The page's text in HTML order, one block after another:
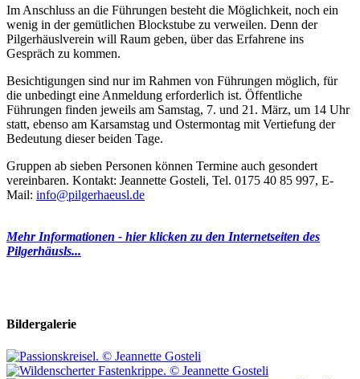
Im Anschluss an die Führungen besteht die Möglichkeit, noch ein
wenig in der gemütlichen Blockstube zu verweilen. Denn der
Pilgerhäuslverein will Raum geben, über das Erfahrene ins
Gespräch zu kommen.
Besichtigungen sind nur im Rahmen von Führungen möglich, für
die unbedingt eine Anmeldung erforderlich ist. Öffentliche
Führungen finden jeweils am Samstag, 7. und 21. März, um 14 Uhr
statt, ebenso am Karsamstag und Ostermontag mit Vertiefung der
Bedeutung dieser beiden Tage.
Gruppen ab sieben Personen können Termine auch gesondert
vereinbaren. Kontakt: Jeannette Gosteli, Tel. 0175 40 85 997, E-
Mail: info@pilgerhaeusl.de
Mehr Informationen - hier klicken zu den Internetseiten des
Pilgerhäusls...
Bildergalerie